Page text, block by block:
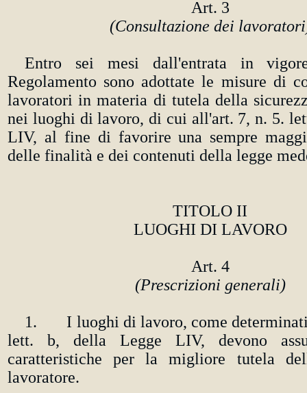
Art. 3
(Consultazione dei
Entro sei mesi dall'entrata in
Regolamento sono adottate le misure di
lavoratori in materia di tutela della
nei luoghi di lavoro, di cui all'art. 7, n. 5.
LIV, al fine di favorire una sempre
delle finalità e dei contenuti della legge
TITOLO II
LUOGHI DI LAVORO
Art. 4
(Prescrizioni generali)
1. I luoghi di lavoro, come determinati
lett. b, della Legge LIV, devono
caratteristiche per la migliore tutela
lavoratore.